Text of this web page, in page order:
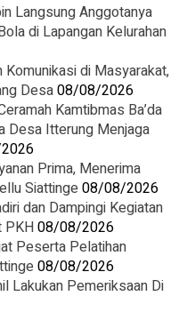
Langsung Anggotanya
di Lapangan Kelurahan
di Masyarakat,
Desa08/08/2026
Kamtibmas Ba’da
Desa Itterung Menjaga
Prima, Menerima
Siattinge08/08/2026
dan Dampingi Kegiatan
PKH08/08/2026
Peserta Pelatihan
08/08/2026
Lakukan Pemeriksaan Di